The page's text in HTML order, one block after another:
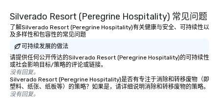
Silverado Resort (Peregrine Hospitality) 常见问题
了解Silverado Resort (Peregrine Hospitality)有关健康与安全、可持续性以
及多样性和包容性的常见问题
可持续发展的做法
请提供任何公开传达的Silverado Resort (Peregrine Hospitality)的可持续性
或社会影响目标/策略的评论或链接。
没有回复。
Silverado Resort (Peregrine Hospitality)是否有专注于消除和转移废物（即
塑料、纸张、纸板等）的策略？如果是，请详细说明消除和转移废物的策略。
没有回复。